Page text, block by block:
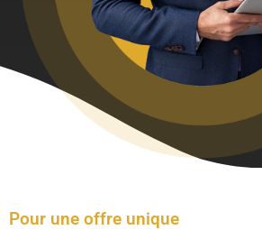
Pour une offre unique